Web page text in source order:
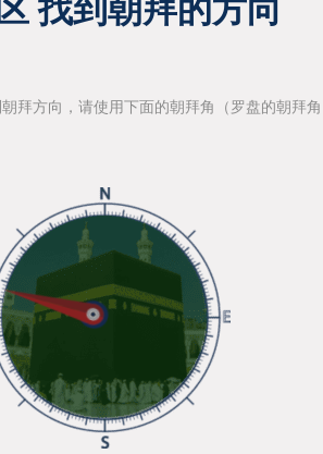
找到朝拜的方向
拜方向，请使用下面的朝拜角（罗盘的朝拜